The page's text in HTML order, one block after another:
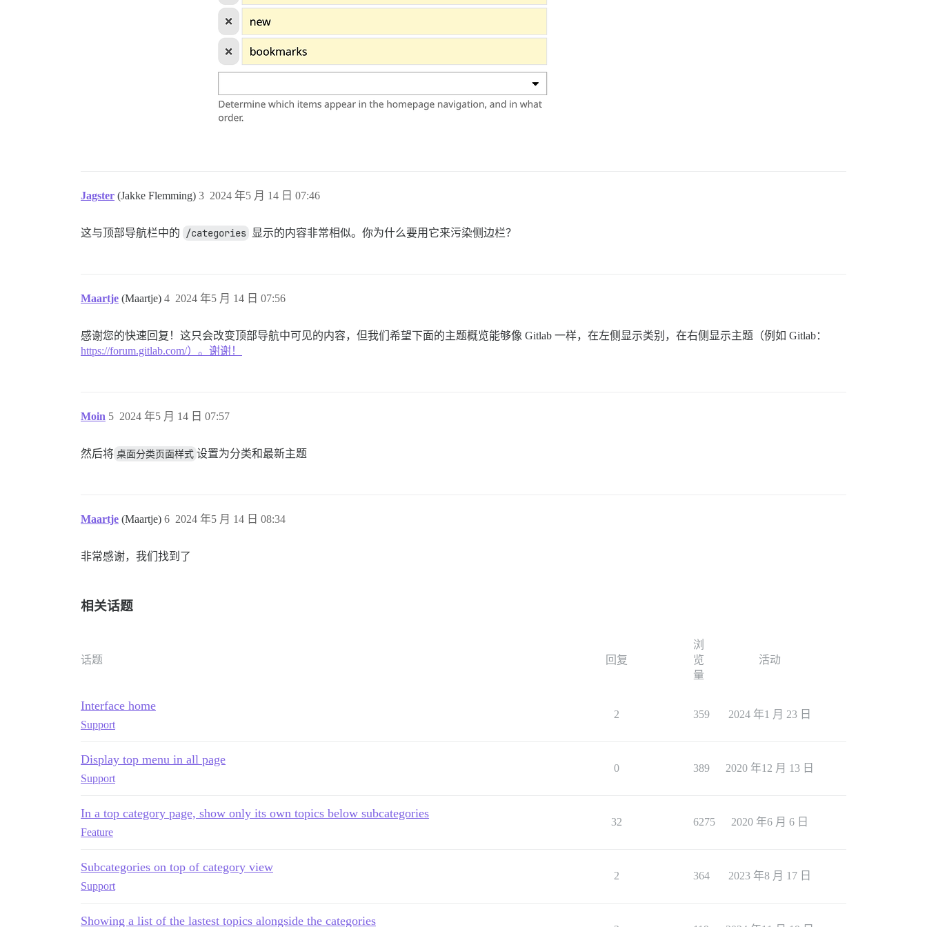
Jagster (Jakke Flemming) 2024 年5 月 14 日 07:46
3
这与顶部导航栏中的 /categories 显示的内容非常相似。你为什么要用它来污染侧边栏？
Maartje (Maartje) 2024 年5 月 14 日 07:56
4
感谢您的快速回复！这只会改变顶部导航中可见的内容，但我们希望下面的主题概览能够像 Gitlab 一样，在左侧显示类别，在右侧显示主题（例如 Gitlab：
https://forum.gitlab.com/）。谢谢！
Moin 2024 年5 月 14 日 07:57
5
然后将 桌面分类页面样式 设置为分类和最新主题
Maartje (Maartje) 2024 年5 月 14 日 08:34
6
非常感谢，我们找到了
相关话题
话题 回复
浏
览
量
活动
Interface home
Support
2 359 2024 年1 月 23 日
Display top menu in all page
Support
0 389 2020 年12 月 13 日
In a top category page, show only its own topics below subcategories
Feature
32 6275 2020 年6 月 6 日
Subcategories on top of category view
Support
2 364 2023 年8 月 17 日
Showing a list of the lastest topics alongside the categories